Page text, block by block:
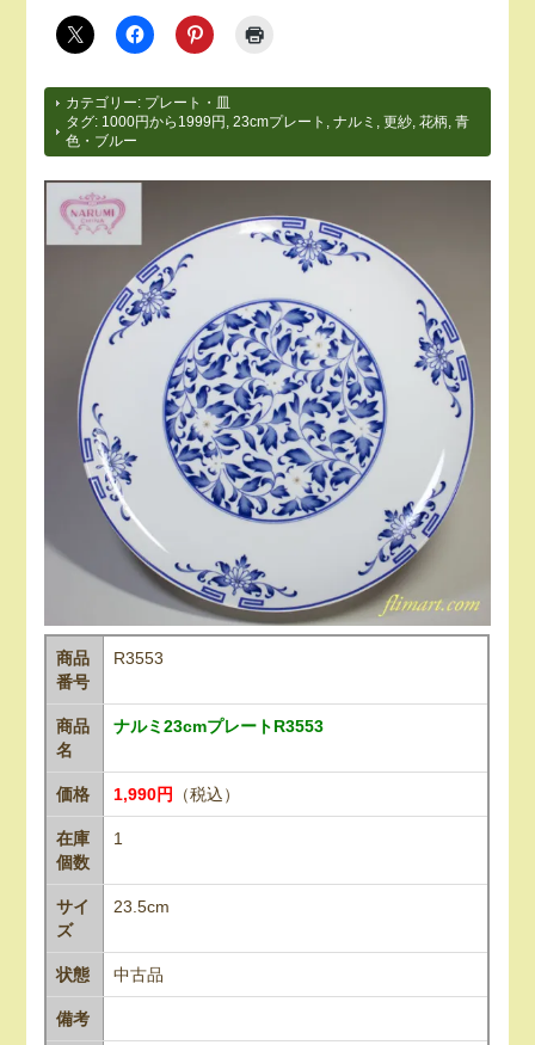
カテゴリー: プレート・皿
タグ: 1000円から1999円 ,23cmプレート ,ナルミ ,更紗 ,花柄 ,青
色・ブルー
商品
番号
R3553
商品
名
ナルミ23cmプレートR3553
価格 1,990円 （税込）
在庫
個数
1
サイ
ズ
23.5cm
状態 中古品
備考